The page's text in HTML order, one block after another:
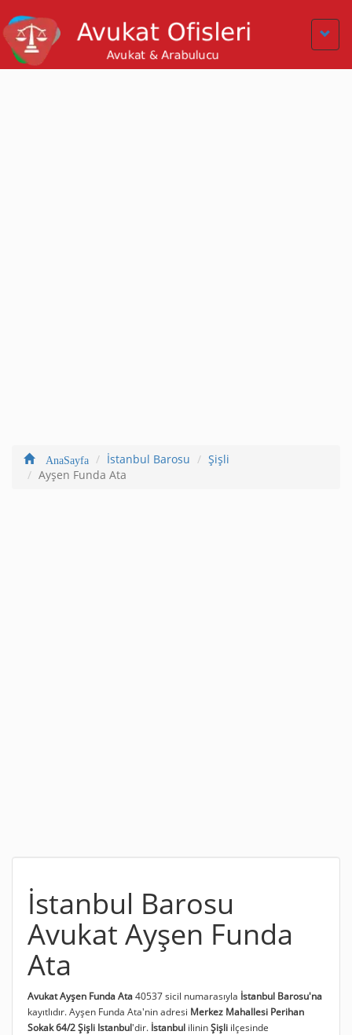
AnaSayfa İstanbul Barosu
Şişli
Ayşen Funda Ata
İstanbul Barosu
Avukat Ayşen Funda
Ata
Avukat Ayşen Funda Ata40537 sicil numarasıyla İstanbul Barosu'na
kayıtlıdır. Ayşen Funda Ata'nin adresi Merkez Mahallesi Perihan
Sokak 64/2 Şişli Istanbul'dir. İstanbul ilininŞişli ilçesinde